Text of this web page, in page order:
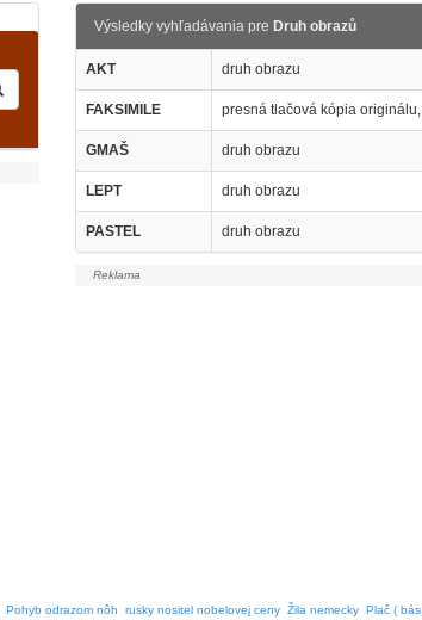
Výsledky vyhľadávania pre Druh obrazů
AKT druh obrazu
FAKSIMILE presná tlačová kópia
GMAŠ druh obrazu
LEPT druh obrazu
PASTEL druh obrazu
Pohyb odrazom nôh rusky nositel nobelovej ceny Žila nemecky Plač (